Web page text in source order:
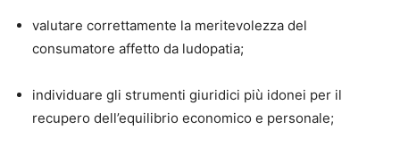
valutare correttamente la meritevolezza del
consumatore affetto da ludopatia;
individuare gli strumenti giuridici più idonei per il
recupero dell’equilibrio economico e personale;